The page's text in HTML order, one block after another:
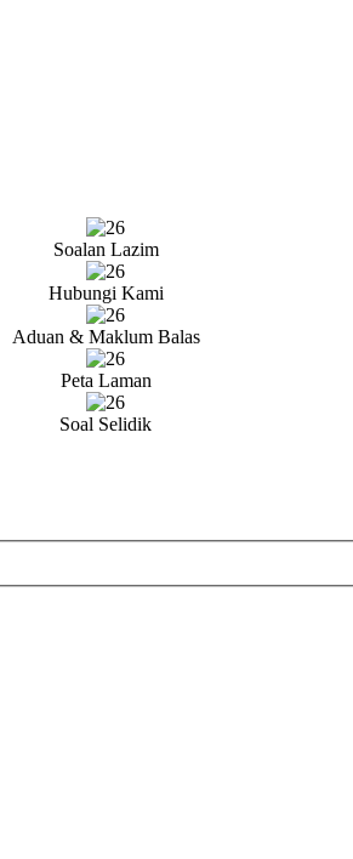
Soalan Lazim
Hubungi Kami
Aduan & Maklum Balas
Peta Laman
Soal Selidik